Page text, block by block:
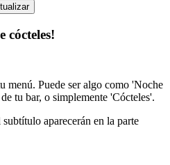
cócteles!
menú. Puede ser algo como 'Noche
tu bar, o simplemente 'Cócteles'.
aparecerán en la parte